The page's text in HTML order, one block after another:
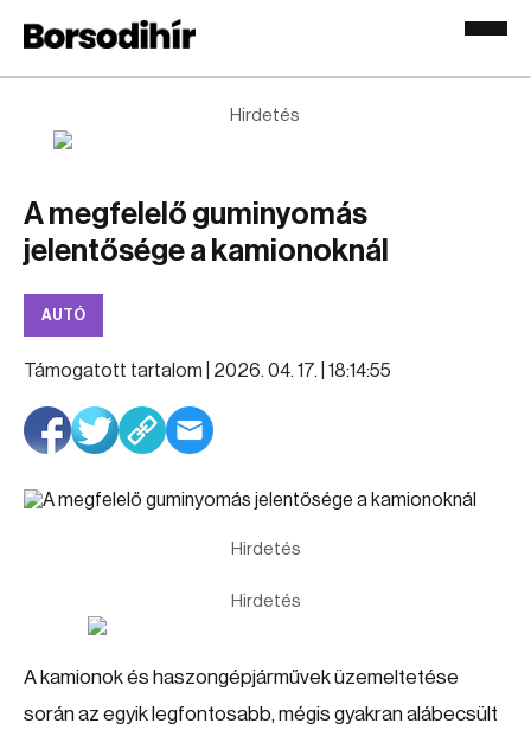
Hirdetés
A megfelelő guminyomás
jelentősége a kamionoknál
AUTÓ
Támogatott tartalom | 2026. 04. 17. | 18:14:55
Hirdetés
Hirdetés
A kamionok és haszongépjárművek üzemeltetése
során az egyik legfontosabb, mégis gyakran alábecsült